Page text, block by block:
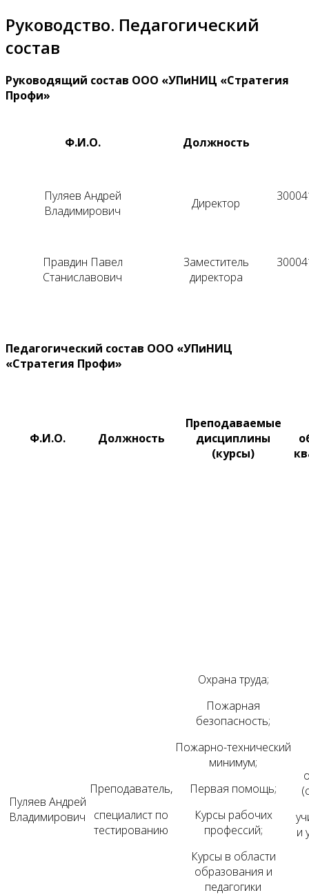
Руководство. Педагогический
состав
Руководящий состав ООО «УПиНИЦ «Стратегия
Профи»
Ф.И.О. Должность
Пуляев Андрей
Владимирович
Директор
Правдин Павел
Станиславович
Заместитель
директора
Педагогический состав ООО «УПиНИЦ
«Стратегия Профи»
Ф.И.О. Должность
Преподаваемые
дисциплины
(курсы)
Пуляев Андрей
Владимирович
Преподаватель,
специалист по
тестированию
Охрана труда;
Пожарная
безопасность;
Пожарно-технический
минимум;
Первая помощь;
Курсы рабочих
профессий;
Курсы в области
образования и
педагогики
и